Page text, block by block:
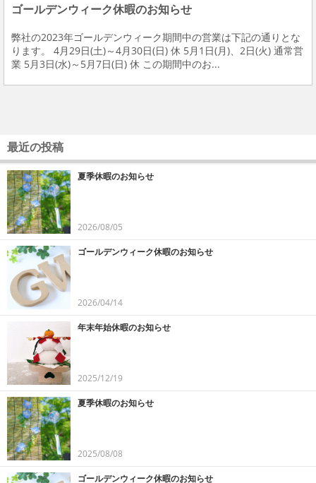
ゴールデンウィーク休暇のお知らせ
弊社の2023年ゴールデンウィーク期間中の営業は下記の通りとな
ります。 4月29日(土)～4月30日(日) 休 5月1日(月)、2日(火) 通常営
業 5月3日(水)～5月7日(日) 休 この期間中のお...
最近の投稿
夏季休暇のお知らせ
2026/08/05
ゴールデンウィーク休暇のお知らせ
2026/04/14
年末年始休暇のお知らせ
2025/12/19
夏季休暇のお知らせ
2025/08/08
ゴールデンウィーク休暇のお知らせ